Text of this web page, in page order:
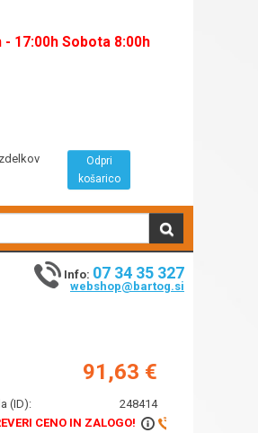
17:00h Sobota 8:00h
Odpri
košarico
Info: 07 34 35 327
webshop@bartog.si
91,63 €
(ID):
248414
CENO IN ZALOGO!